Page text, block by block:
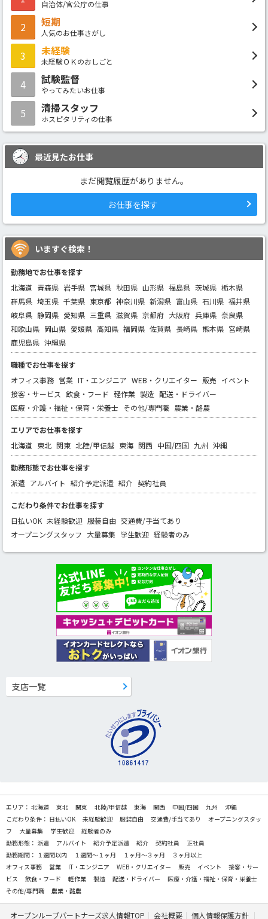
自治体/官公庁の仕事
2 短期
人気のお仕事さがし
3 未経験
未経験ＯＫのおしごと
4 試験監督
やってみたいお仕事
5 清掃スタッフ
ホスピタリティの仕事
最近見たお仕事
まだ閲覧履歴がありません。
お仕事を探す
いますぐ検索！
勤務地でお仕事を探す
北海道 青森県 岩手県 宮城県 秋田県 山形県 福島県 茨城県 栃木県
群馬県 埼玉県 千葉県 東京都 神奈川県 新潟県 富山県 石川県 福井県
岐阜県 静岡県 愛知県 三重県 滋賀県 京都府 大阪府 兵庫県 奈良県
和歌山県 岡山県 愛媛県 高知県 福岡県 佐賀県 長崎県 熊本県 宮崎県
鹿児島県 沖縄県
職種でお仕事を探す
オフィス事務 営業 IT・エンジニア WEB・クリエイター 販売 イベント
接客・サービス 飲食・フード 軽作業 製造 配送・ドライバー
医療・介護・福祉・保育・栄養士 その他/専門職 農業・酪農
エリアでお仕事を探す
北海道 東北 関東 北陸/甲信越 東海 関西 中国/四国 九州 沖縄
勤務形態でお仕事を探す
派遣 アルバイト 紹介予定派遣 紹介 契約社員
こだわり条件でお仕事を探す
日払いOK 未経験歓迎 服装自由 交通費/手当てあり
オープニングスタッフ 大量募集 学生歓迎 経験者のみ
支店一覧
エリア： 北海道 東北 関東 北陸/甲信越 東海 関西 中国/四国 九州
沖縄
こだわり条件： 日払いOK 未経験歓迎 服装自由 交通費/手当てあり
オープニングスタッ
フ
大量募集 学生歓迎
経験者のみ
勤務形態： 派遣 アルバイト 紹介予定派遣 紹介 契約社員
正社員
勤務期間： １週間以内 １週間～１ヶ月 １ヶ月～３ヶ月
３ヶ月以上
オフィス事務
営業 IT・エンジニア WEB・クリエイター 販売 イベント
接客・サー
ビス
飲食・フード 軽作業 製造 配送・ドライバー
医療・介護・福祉・保育・栄養士
その他/専門職
農業・酪農
オープンループパートナーズ求人情報TOP 会社概要 個人情報保護方針